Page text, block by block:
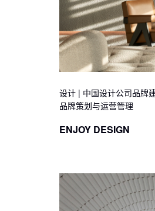
设计 | 中国设计公司品牌
品牌策划与运营管理
ENJOY DESIGN